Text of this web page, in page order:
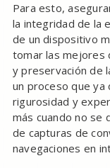
Para esto,
la integridad de la
de un dispositivo
tomar las mejores
y preservación de
un proceso que
rigurosidad y
más cuando no se
de capturas de
navegaciones en